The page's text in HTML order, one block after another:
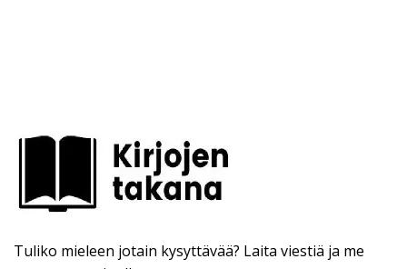
Tuliko mieleen jotain kysyttävää? Laita viestiä ja me